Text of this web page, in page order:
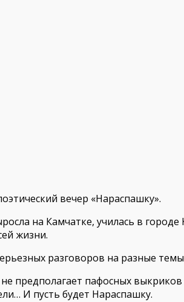
вечер «Нараспашку».
на Камчатке, училась в городе
жизни.
разговоров на разные
предполагает пафосных
И пусть будет Нараспашку.